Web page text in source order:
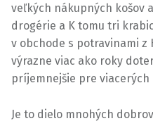
veľkých nákupných košov
drogérie a K tomu tri
v obchode s potravinami z
výrazne viac ako roky
príjemnejšie pre viacerých
Je to dielo mnohých